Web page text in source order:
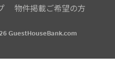
物件掲載ご希望の方
GuestHouseBank.com